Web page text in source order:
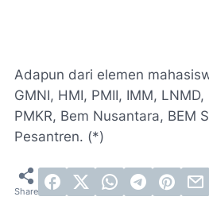
Adapun dari elemen
GMNI, HMI, PMII, IMM,
PMKR, Bem Nusantara, BEM
Pesantren. (*)